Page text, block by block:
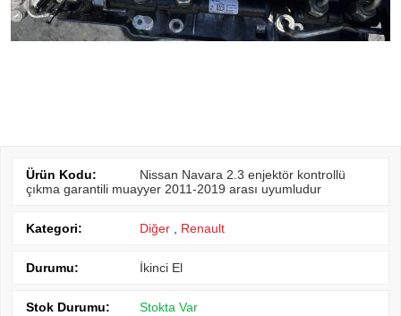
Ürün Kodu:
Nissan Navara 2.3 enjektör kontrollü
çıkma garantili muayyer 2011-2019 arası uyumludur
Kategori: Diğer , Renault
Durumu: İkinci El
Stok Durumu: Stokta Var